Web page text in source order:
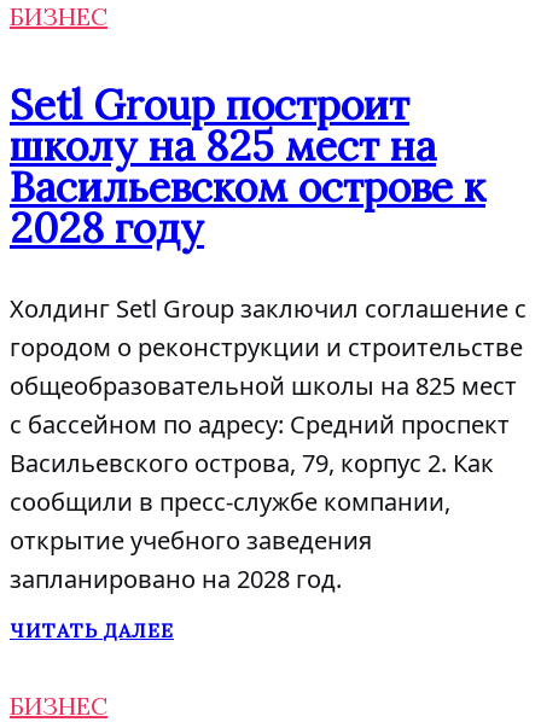
БИЗНЕС
Setl Group построит
школу на 825 мест на
Васильевском острове к
2028 году
Холдинг Setl Group заключил соглашение с
городом о реконструкции и строительстве
общеобразовательной школы на 825 мест
с бассейном по адресу: Средний проспект
Васильевского острова, 79, корпус 2. Как
сообщили в пресс-службе компании,
открытие учебного заведения
запланировано на 2028 год.
ЧИТАТЬ ДАЛЕЕ
БИЗНЕС